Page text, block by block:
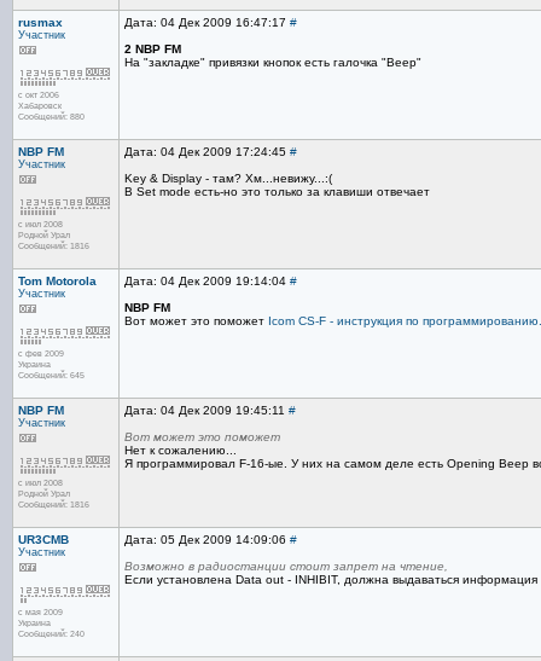
rusmax
Участник
с окт 2006
Хабаровск
Сообщений: 880
Дата: 04 Дек 2009 16:47:17 #
2 NBP FM
На "закладке" привязки кнопок есть галочка "Веер"
NBP FM
Участник
с июл 2008
Родной Урал
Сообщений: 1816
Дата: 04 Дек 2009 17:24:45 #
Key & Display - там? Хм...невижу...:(
В Set mode есть-но это только за клавиши отвечает
Tom Motorola
Участник
с фев 2009
Украина
Сообщений: 645
Дата: 04 Дек 2009 19:14:04 #
NBP FM
Вот может это поможет Icom CS-F - инструкция по программированию.
NBP FM
Участник
с июл 2008
Родной Урал
Сообщений: 1816
Дата: 04 Дек 2009 19:45:11 #
Вот может это поможет
Нет к сожалению...
Я программировал F-16-ые. У них на самом деле есть Opening Beep
UR3CMB
Участник
с мая 2009
Украина
Сообщений: 240
Дата: 05 Дек 2009 14:09:06 #
Возможно в радиостанции стоит запрет на чтение,
Если установлена Data out - INHIBIT, должна выдаваться информация